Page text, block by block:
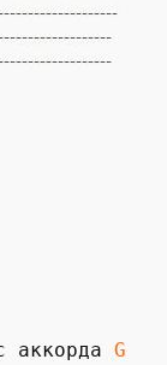
аккорда G